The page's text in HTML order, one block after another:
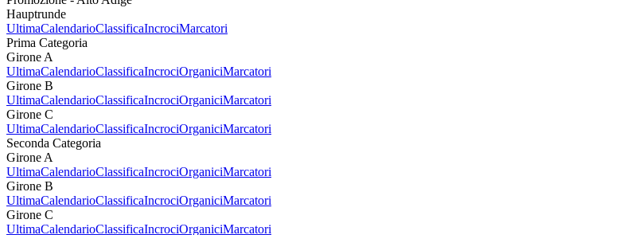
Hauptrunde
UltimaCalendarioClassificaIncrociMarcatori
Prima Categoria
Girone A
UltimaCalendarioClassificaIncrociOrganiciMarcatori
Girone B
UltimaCalendarioClassificaIncrociOrganiciMarcatori
Girone C
UltimaCalendarioClassificaIncrociOrganiciMarcatori
Seconda Categoria
Girone A
UltimaCalendarioClassificaIncrociOrganiciMarcatori
Girone B
UltimaCalendarioClassificaIncrociOrganiciMarcatori
Girone C
UltimaCalendarioClassificaIncrociOrganiciMarcatori